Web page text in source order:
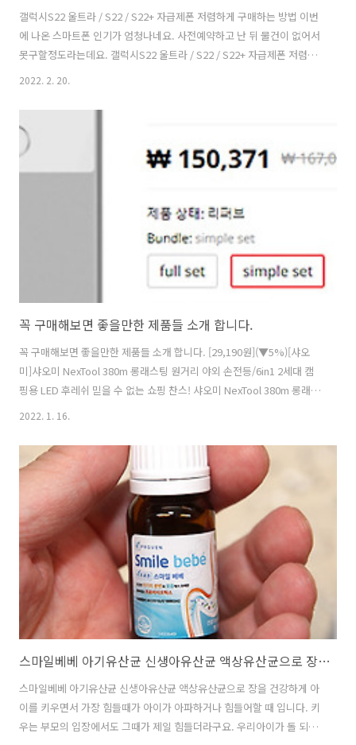
갤럭시S22 울트라 / S22 / S22+ 자급제폰 저렴하게 구매하는 방법 이번
에 나온 스마트폰 인기가 엄청나네요. 사전예약하고 난 뒤 물건이 없어서
못구할정도라는데요. 갤럭시S22 울트라 / S22 / S22+ 자급제폰 저렴하
받고 산 뒤 , 자신이 사용하던 요금제 그대로 사용하는게 유행인데요. 할
부로 구매하면 비싼 요금제도 껴야하고 결국 몇년 지나면 비용이 더 증가
하게 되는데요. 그래서 현명하게 구매하려는 분들은 자급제폰을 싸게 구
하고 알뜰폰 같은 요금제를 많이 사용을 합니다. 과거에는 알뜰폰 요금제
2022. 2. 20.
꼭 구매해보면 좋을만한 제품들 소개 합니다.
꼭 구매해보면 좋을만한 제품들 소개 합니다. [29,190원](▼5%)[샤오
미]샤오미 NexTool 380m 롱래스팅 원거리 야외 손전등/6in1 2세대 캠
핑용 LED 후레쉬 믿을 수 없는 쇼핑 찬스! 샤오미 NexTool 380m 롱래스
팅 원거리 야외 손전등/6in1 2세대 캠핑용 LED 후레쉬 후레시 휴대용 랜
가 www.qoo10.com 자동차 필수품 손전등 입니다. 여러가지 기능이
있는 손전등이라 구매할만한 제품입니다. [48,530원](▼6%)[샤오미]🌟
샤오미 Bebird 비버드 note3 귀이개 집게 버전🌟 로봇암 집게 기능 추
가 / 1 믿을 수 없는 쇼핑 찬스! 🌟샤오미 Bebird 비버드 note3 귀이개
집게 버전🌟..
2022. 1. 16.
스마일베베 아기유산균 신생아유산균 액상유산균으로 장을 건강하게
스마일베베 아기유산균 신생아유산균 액상유산균으로 장을 건강하게 아
이를 키우면서 가장 힘들때가 아이가 아파하거나 힘들어할 때 입니다. 키
우는 부모의 입장에서도 그때가 제일 힘들더라구요. 우리아이가 돌 되기